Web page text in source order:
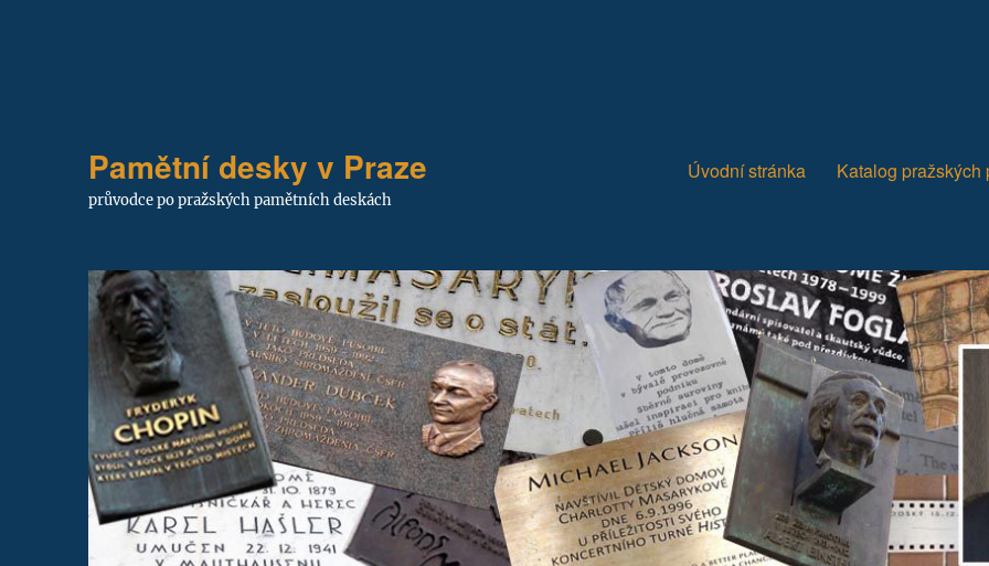
Pamětní desky v Praze
průvodce po pražských pamětních deskách
Úvodní stránka Katalog pražských